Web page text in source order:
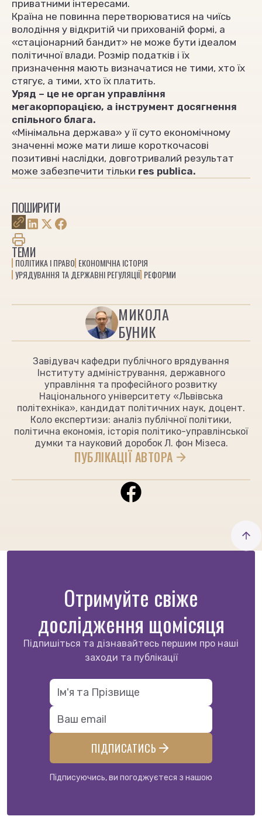
приватними інтересами.
Країна не повинна перетворюватися на чиїсь
володіння у відкритій чи прихованій формі, а
«стаціонарний бандит» не може бути ідеалом
політичної влади. Розмір податків і їх
призначення мають визначатися не тими, хто їх
стягує, а тими, хто їх платить.
Уряд – це не орган управління
мегакорпорацією, а інструмент досягнення
спільного блага.
«Мінімальна держава» у її суто економічному
значенні може мати лише короткочасові
позитивні наслідки, довготривалий результат
може забезпечити тільки res publica.
ПОШИРИТИ
ТЕМИ
ПОЛІТИКА І ПРАВО ЕКОНОМІЧНА ІСТОРІЯ
УРЯДУВАННЯ ТА ДЕРЖАВНІ РЕГУЛЯЦІЇ РЕФОРМИ
МИКОЛА
БУНИК
Завідувач кафедри публічного врядування
Інституту адміністрування, державного
управління та професійного розвитку
Національного університету «Львівська
політехніка», кандидат політичних наук, доцент.
Коло експертизи: аналіз публічної політики,
політична економія, історія політико-управлінської
думки та науковий доробок Л. фон Мізеса.
ПУБЛІКАЦІЇ АВТОРА
Отримуйте свіже
дослідження щомісяця
Підпишіться та дізнавайтесь першим про наші
заходи та публікації
ПІДПИСАТИСЬ
Підписуючись, ви погоджуєтеся з нашою